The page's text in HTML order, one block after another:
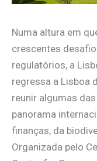
Numa altura em
crescentes
regulatórios, a
regressa a Lisboa
reunir algumas
panorama
finanças, da
Organizada pelo